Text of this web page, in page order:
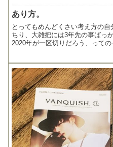
あり方。
とってもめんどくさい考え方の
ちり、大雑把には3年先の事ばっ
2020年が一区切りだろう、っての